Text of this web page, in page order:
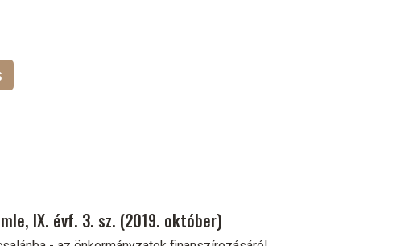
IX. évf. 3. sz. (2019. október)